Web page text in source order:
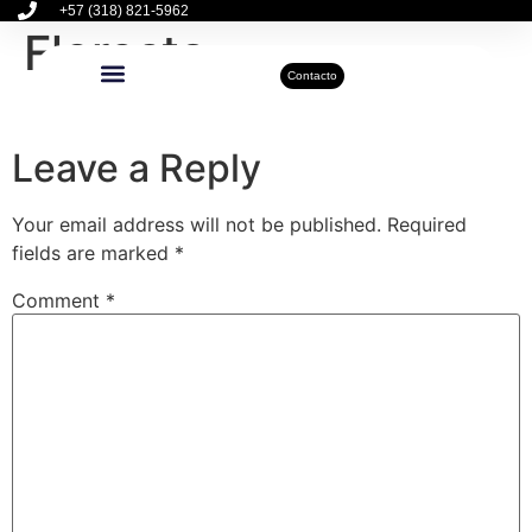
+57 (318) 821-5962
Contacto
Floresta
Leave a Reply
Your email address will not be published. Required
fields are marked *
Comment *